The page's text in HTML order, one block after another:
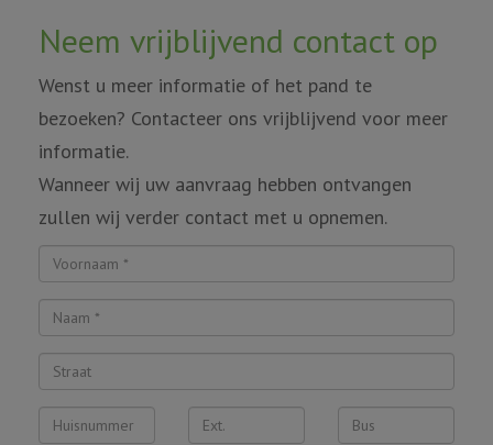
Neem vrijblijvend contact op
Wenst u meer informatie of het pand te
bezoeken? Contacteer ons vrijblijvend voor meer
informatie.
Wanneer wij uw aanvraag hebben ontvangen
zullen wij verder contact met u opnemen.